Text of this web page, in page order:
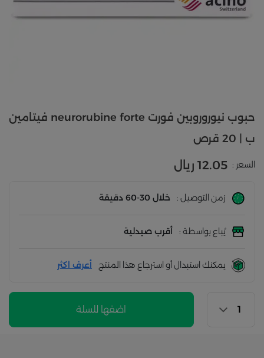
حبوب نيوروروبين فورت neurorubine forte فيتامين
ب | 20 قرص
السعر : 12.05 ريال
زمن التوصيل : خلال 30-60 دقيقة
يُباع بواسطة : أقرب صيدلية
يمكنك استبدال أو استرجاع هذا المنتج أعرف اكثر
اضفها للسلة